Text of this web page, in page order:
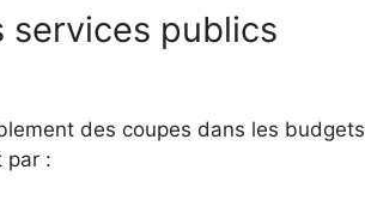
services publics
des coupes dans les budgets
par :